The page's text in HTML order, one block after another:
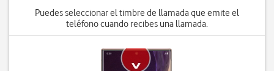
Puedes seleccionar el timbre de llamada que emite el
teléfono cuando recibes una llamada.